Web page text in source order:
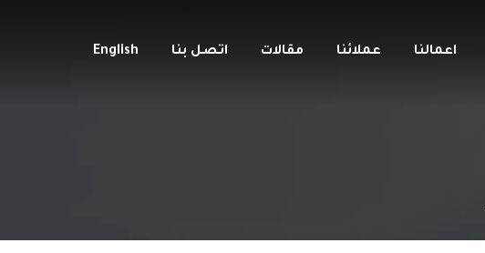
اعمالنا عملائنا مقالات اتصل بنا English